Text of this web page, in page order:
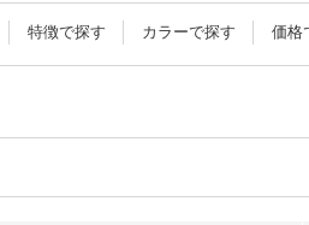
特徴で探す カラーで探す 価格